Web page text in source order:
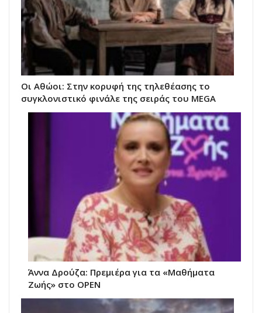
Οι Αθώοι: Στην κορυφή της τηλεθέασης το
συγκλονιστικό φινάλε της σειράς του MEGA
Άννα Δρούζα: Πρεμιέρα για τα «Μαθήματα
Ζωής» στο OPEN